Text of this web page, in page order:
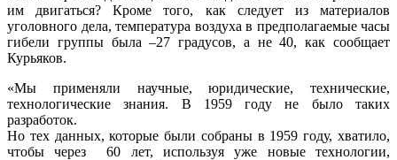
им двигаться? Кроме того, как следует из материалов
уголовного дела, температура воздуха в предполагаемые часы
гибели группы была –27 градусов, а не 40, как сообщает
Курьяков.
«Мы применяли научные, юридические, технические,
технологические знания. В 1959 году не было таких
разработок.
Но тех данных, которые были собраны в 1959 году, хватило,
чтобы через 60 лет, используя уже новые технологии,